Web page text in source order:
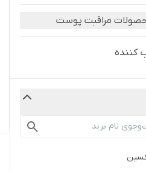
مراقبت پوست
كننده